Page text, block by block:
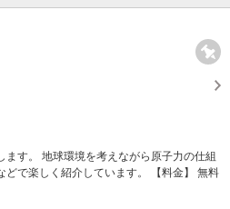
ます。 地球環境を考えながら原子力の仕組
どで楽しく紹介しています。 【料金】 無料